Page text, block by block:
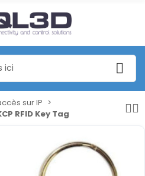
sur IP
RFID Key Tag